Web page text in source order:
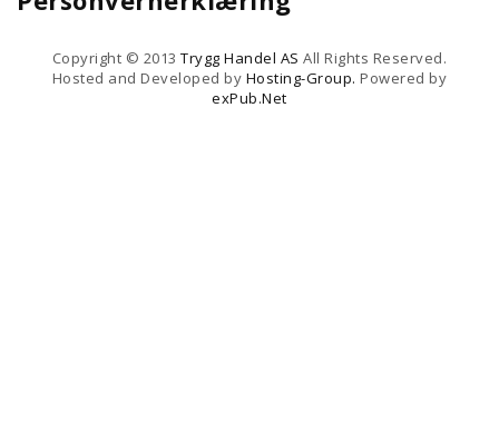
Copyright © 2013Trygg Handel AS All Rights Reserved.
Hosted and Developed by Hosting-Group.Powered by
exPub.Net